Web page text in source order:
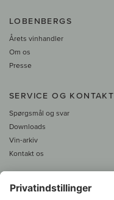
LOBENBERGS
Årets vinhandler
Om os
Presse
SERVICE OG KONTAKT
Spørgsmål og svar
Downloads
Vin-arkiv
Kontakt os